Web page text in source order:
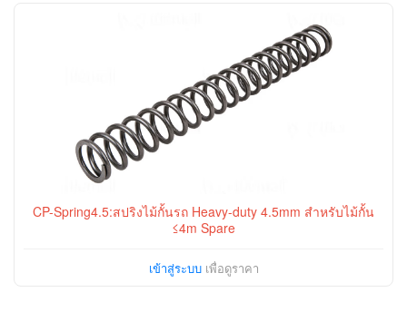
CP-Spring4.5:สปริงไม้กั้นรถ Heavy-duty 4.5mm สำหรับไม้กั้น
≤4m Spare
เข้าสู่ระบบเพื่อดูราคา